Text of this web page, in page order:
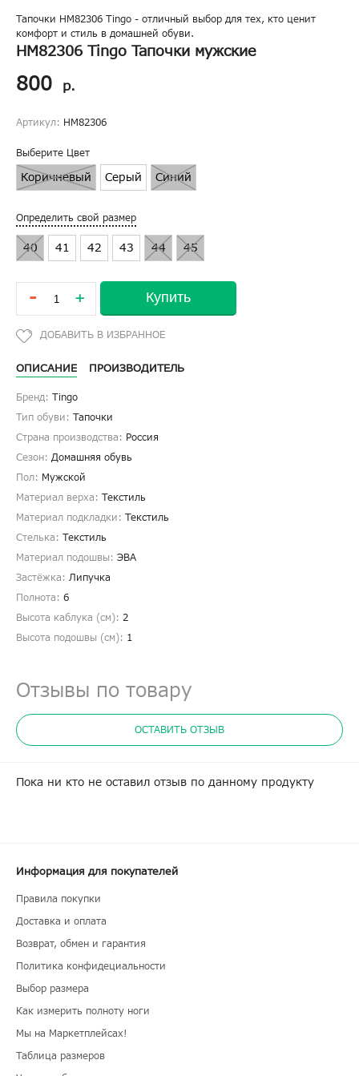
Тапочки HM82306 Tingo - отличный выбор для тех, кто ценит
комфорт и стиль в домашней обуви.
HM82306 Tingo Тапочки мужские
800 р.
Артикул: HM82306
Выберите Цвет
Коричневый Серый Синий
Определить свой размер
40 41 42 43 44 45
- + Купить
ОПИСАНИЕ ПРОИЗВОДИТЕЛЬ
Бренд: Tingo
Тип обуви: Тапочки
Страна производства: Россия
Сезон: Домашняя обувь
Пол: Мужской
Материал верха: Текстиль
Материал подкладки: Текстиль
Стелька: Текстиль
Материал подошвы: ЭВА
Застёжка: Липучка
Полнота: 6
Высота каблука (см): 2
Высота подошвы (см): 1
Отзывы по товару
ОСТАВИТЬ ОТЗЫВ
Пока ни кто не оставил отзыв по данному продукту
Информация для покупателей
Правила покупки
Доставка и оплата
Возврат, обмен и гарантия
Политика конфидециальности
Выбор размера
Как измерить полноту ноги
Мы на Маркетплейсах!
Таблица размеров